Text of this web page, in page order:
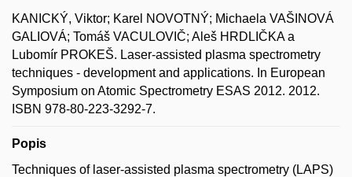
KANICKÝ, Viktor; Karel NOVOTNÝ; Michaela VAŠINOVÁ
GALIOVÁ; Tomáš VACULOVIČ; Aleš HRDLIČKA a
Lubomír PROKEŠ. Laser-assisted plasma spectrometry
techniques - development and applications. In European
Symposium on Atomic Spectrometry ESAS 2012. 2012.
ISBN 978-80-223-3292-7.
Popis
Techniques of laser-assisted plasma spectrometry (LAPS)